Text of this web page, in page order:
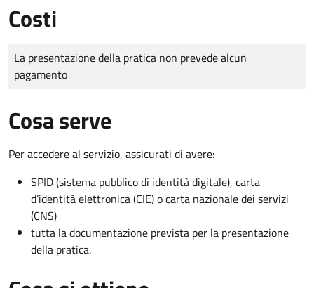
Costi
Tipo di pagamento
Importo
La presentazione della pratica non prevede alcun
pagamento
Cosa serve
Per accedere al servizio, assicurati di avere:
SPID (sistema pubblico di identità digitale), carta
d’identità elettronica (CIE) o carta nazionale dei servizi
(CNS)
tutta la documentazione prevista per la presentazione
della pratica.